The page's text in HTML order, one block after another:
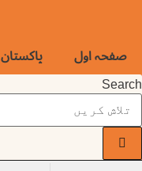
صفحہ اول پاکستان
Search